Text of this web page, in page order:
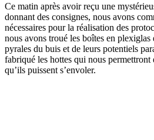
Ce matin après avoir reçu une
donnant des consignes, nous avons
nécessaires pour la réalisation des
nous avons troué les boîtes en plexiglas
pyrales du buis et de leurs potentiels
fabriqué les hottes qui nous permettront
qu’ils puissent s’envoler.